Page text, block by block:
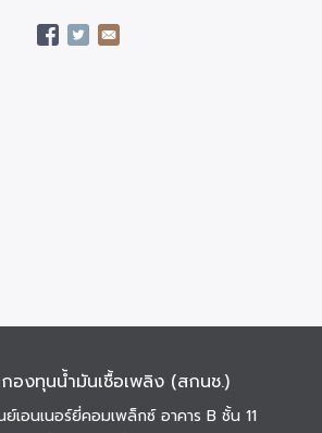
องทุนน้ำมันเชื้อเพลิง (สกนช.)
เอนเนอร์ยี่คอมเพล็กซ์ อาคาร B ชั้น 11